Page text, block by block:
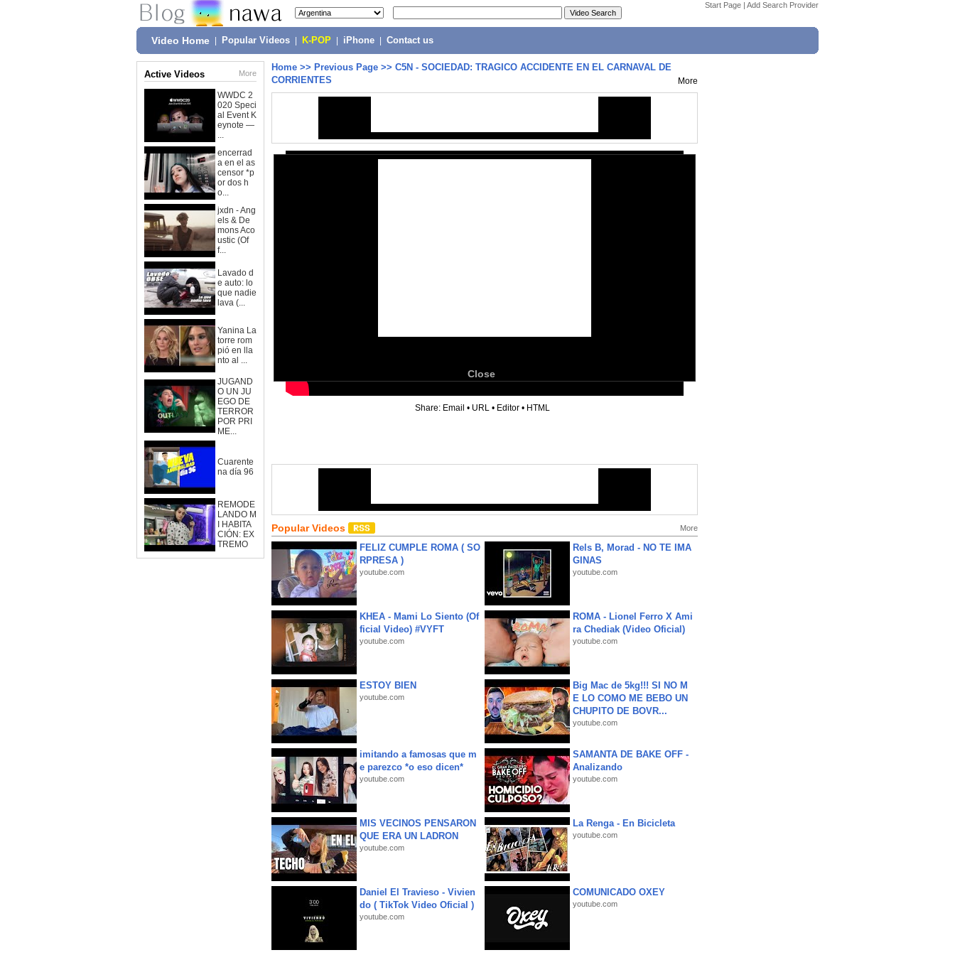
Start Page | Add Search Provider
Video Home Popular Videos K-POP iPhone Contact us
Active Videos More
WWDC 2
020 Speci
al Event K
eynote —
...
encerrad
a en el as
censor *p
or dos h
o...
jxdn - Ang
els & De
mons Aco
ustic (Of
f...
Lavado d
e auto: lo
que nadie
lava (...
Yanina La
torre rom
pió en lla
nto al ...
JUGAND
O UN JU
EGO DE
TERROR
POR PRI
ME...
Cuarente
na día 96
REMODE
LANDO M
I HABITA
CIÓN: EX
TREMO
Home >> Previous Page >> C5N - SOCIEDAD: TRAGICO ACCIDENTE EN EL CARNAVAL DE
CORRIENTES
More
Close
Share: Email • URL • Editor • HTML
Popular Videos More
FELIZ CUMPLE ROMA ( SO
RPRESA )
youtube.com
Rels B, Morad - NO TE IMA
GINAS
youtube.com
KHEA - Mami Lo Siento (Of
ficial Video) #VYFT
youtube.com
ROMA - Lionel Ferro X Ami
ra Chediak (Video Oficial)
youtube.com
ESTOY BIEN
youtube.com
Big Mac de 5kg!!! SI NO M
E LO COMO ME BEBO UN
CHUPITO DE BOVR...
youtube.com
imitando a famosas que m
e parezco *o eso dicen*
youtube.com
SAMANTA DE BAKE OFF -
Analizando
youtube.com
MIS VECINOS PENSARON
QUE ERA UN LADRON
youtube.com
La Renga - En Bicicleta
youtube.com
Daniel El Travieso - Vivien
do ( TikTok Video Oficial )
youtube.com
COMUNICADO OXEY
youtube.com